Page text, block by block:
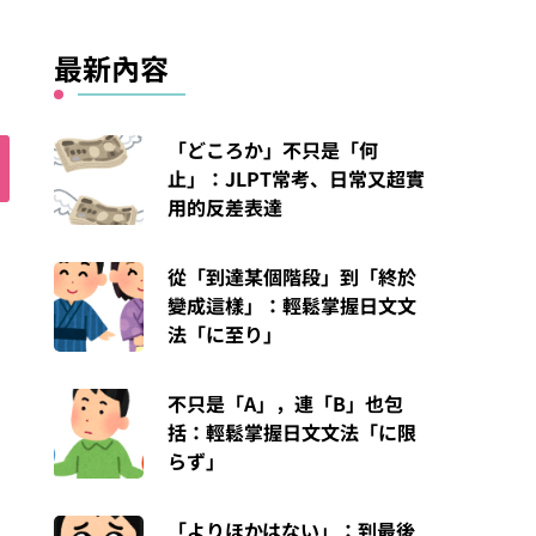
最新內容
「どころか」不只是「何
止」：JLPT常考、日常又超實
用的反差表達
從「到達某個階段」到「終於
變成這樣」：輕鬆掌握日文文
法「に至り」
不只是「A」，連「B」也包
括：輕鬆掌握日文文法「に限
らず」
「よりほかはない」：到最後